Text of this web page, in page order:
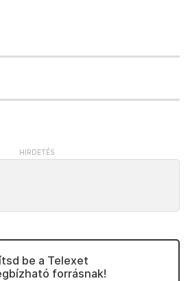
be a Telexet
forrásnak!